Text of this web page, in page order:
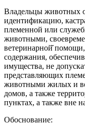
Владельцы животных
идентификацию,
племенной или
животными,
ветеринарной̆
содержания,
имущества, не
представляющих
животными жилых и
домов, а также
пунктах, а также вне
Обоснование: